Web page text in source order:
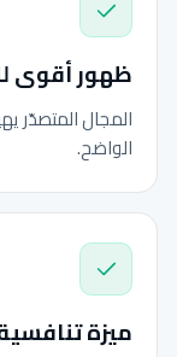
ظهور أقوى
المجال المتصدّر
الواضح.
ميزة